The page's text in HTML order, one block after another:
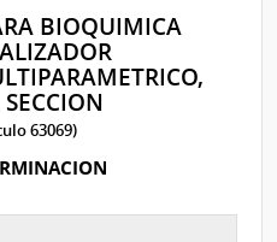
BIOQUIMICA
63069)